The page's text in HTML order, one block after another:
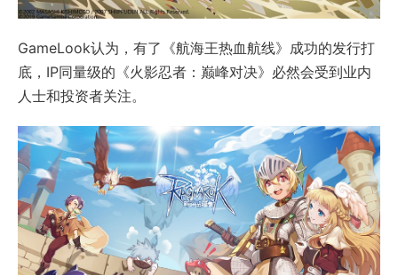
GameLook认为，有了《航海王热血航线》成功的发行打
底，IP同量级的《火影忍者：巅峰对决》必然会受到业内
人士和投资者关注。